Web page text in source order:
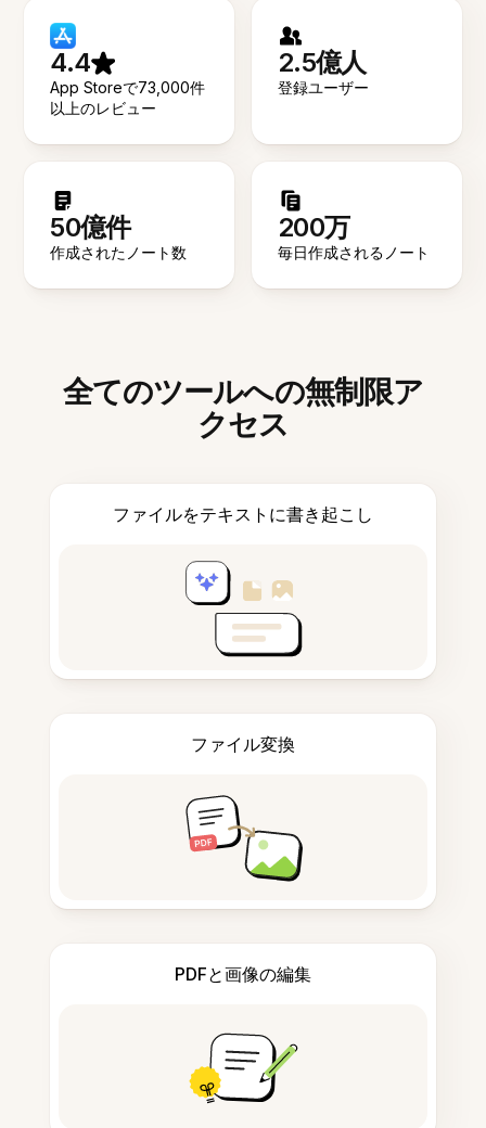
4.4
App Storeで73,000件
以上のレビュー
2.5億人
登録ユーザー
50億件
作成されたノート数
200万
毎日作成されるノート
全てのツールへの無制限ア
クセス
ファイルをテキストに書き起こし
ファイル変換
PDFと画像の編集